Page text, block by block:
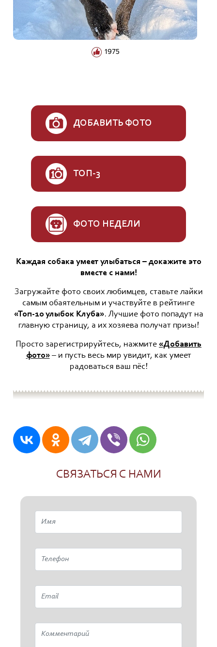
1975
ДОБАВИТЬ ФОТО
ТОП-3
ФОТО НЕДЕЛИ
Каждая собака умеет улыбаться – докажите это
вместе с нами!
Загружайте фото своих любимцев, ставьте лайки
самым обаятельным и участвуйте в рейтинге
«Топ-10 улыбок Клуба». Лучшие фото попадут на
главную страницу, а их хозяева получат призы!
Просто зарегистрируйтесь, нажмите «Добавить
фото»– и пусть весь мир увидит, как умеет
радоваться ваш пёс!
СВЯЗАТЬСЯ С НАМИ